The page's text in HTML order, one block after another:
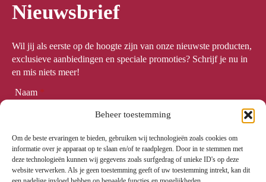
Beheer toestemming
Om de beste ervaringen te bieden, gebruiken wij technologieën zoals cookies om
informatie over je apparaat op te slaan en/of te raadplegen. Door in te stemmen met
deze technologieën kunnen wij gegevens zoals surfgedrag of unieke ID's op deze
website verwerken. Als je geen toestemming geeft of uw toestemming intrekt, kan dit
Nieuwsbrief
Wil jij als eerste op de hoogte zijn van onze nieuwste producten,
exclusieve aanbiedingen en speciale promoties? Schrijf je nu in
en mis niets meer!
Naam *
Email *